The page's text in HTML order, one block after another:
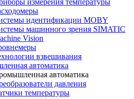
измерения температуры
идентификации MOBY
машинного зрения SIMATIC
Vision
взвешивания
автоматика
автоматика
давления
температуры